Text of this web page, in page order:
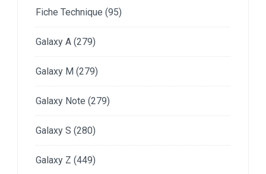
Fiche Technique (95)
Galaxy A (279)
Galaxy M (279)
Galaxy Note (279)
Galaxy S (280)
Galaxy Z (449)